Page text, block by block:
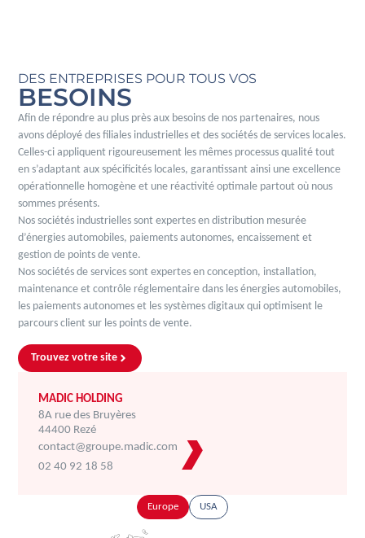
Europe USA
DES ENTREPRISES POUR TOUS VOS
BESOINS
Afin de répondre au plus près aux besoins de nos partenaires, nous
avons déployé des filiales industrielles et des sociétés de services locales.
Celles-ci appliquent rigoureusement les mêmes processus qualité tout
en s’adaptant aux spécificités locales, garantissant ainsi une excellence
opérationnelle homogène et une réactivité optimale partout où nous
sommes présents.
Nos sociétés industrielles sont expertes en distribution mesurée
d’énergies automobiles, paiements autonomes, encaissement et
gestion de points de vente.
Nos sociétés de services sont expertes en conception, installation,
maintenance et contrôle réglementaire dans les énergies automobiles,
les paiements autonomes et les systèmes digitaux qui optimisent le
parcours client sur les points de vente.
Trouvez votre site
MADIC HOLDING
8A rue des Bruyères
44400 Rezé
contact@groupe.madic.com
02 40 92 18 58